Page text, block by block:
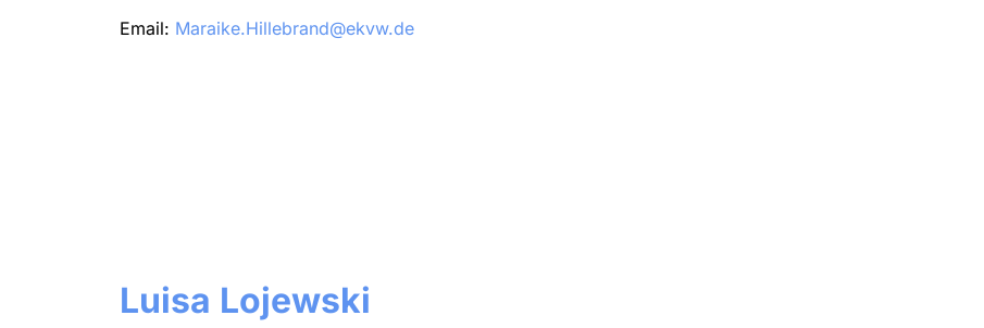
Email: Maraike.Hillebrand@ekvw.de
Luisa Lojewski